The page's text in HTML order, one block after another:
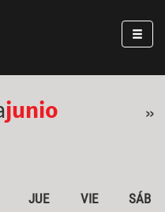
junio »
JUE VIE
SÁB